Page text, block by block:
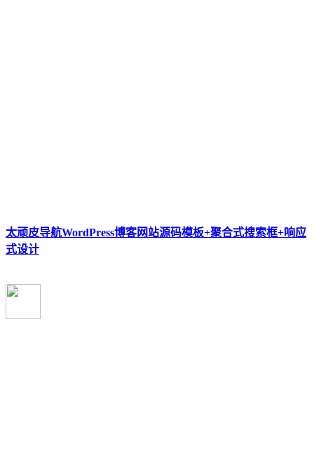
太顽皮导航WordPress博客网站源码模板+聚合式搜索框+响应
式设计